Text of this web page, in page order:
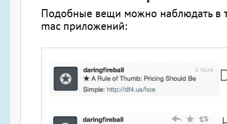
Подобные вещи можно наблюдать в
mac приложений: